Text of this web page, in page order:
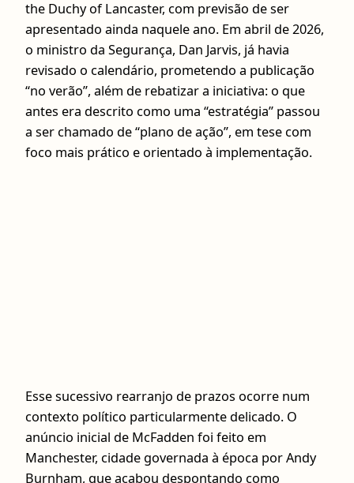
the Duchy of Lancaster, com previsão de ser
apresentado ainda naquele ano. Em abril de 2026,
o ministro da Segurança, Dan Jarvis, já havia
revisado o calendário, prometendo a publicação
“no verão”, além de rebatizar a iniciativa: o que
antes era descrito como uma “estratégia” passou
a ser chamado de “plano de ação”, em tese com
foco mais prático e orientado à implementação.
Esse sucessivo rearranjo de prazos ocorre num
contexto político particularmente delicado. O
anúncio inicial de McFadden foi feito em
Manchester, cidade governada à época por Andy
Burnham, que acabou despontando como